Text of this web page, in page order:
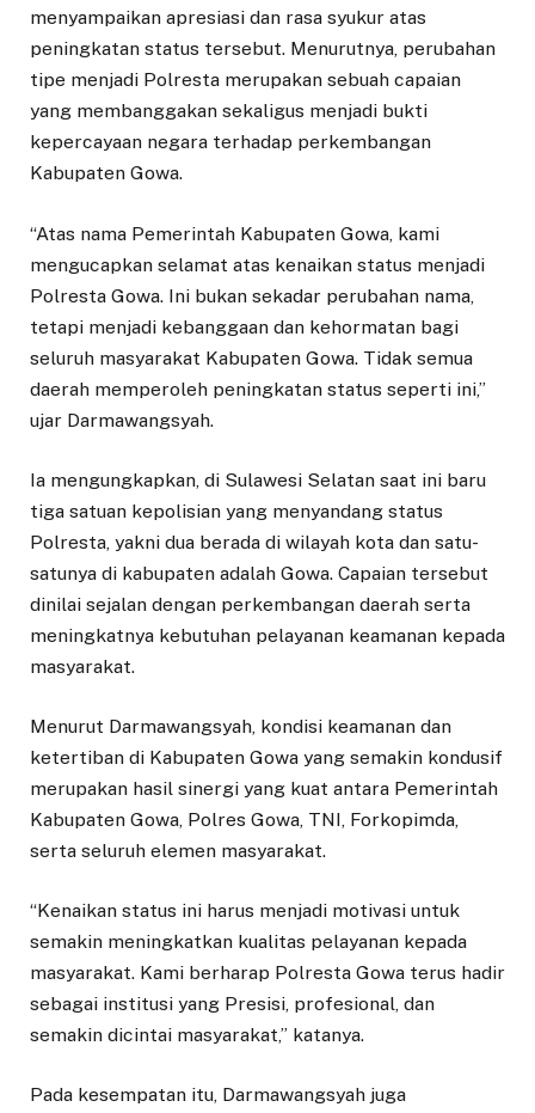
menyampaikan apresiasi dan rasa syukur atas
peningkatan status tersebut. Menurutnya, perubahan
tipe menjadi Polresta merupakan sebuah capaian
yang membanggakan sekaligus menjadi bukti
kepercayaan negara terhadap perkembangan
Kabupaten Gowa.
“Atas nama Pemerintah Kabupaten Gowa, kami
mengucapkan selamat atas kenaikan status menjadi
Polresta Gowa. Ini bukan sekadar perubahan nama,
tetapi menjadi kebanggaan dan kehormatan bagi
seluruh masyarakat Kabupaten Gowa. Tidak semua
daerah memperoleh peningkatan status seperti ini,”
ujar Darmawangsyah.
Ia mengungkapkan, di Sulawesi Selatan saat ini baru
tiga satuan kepolisian yang menyandang status
Polresta, yakni dua berada di wilayah kota dan satu-
satunya di kabupaten adalah Gowa. Capaian tersebut
dinilai sejalan dengan perkembangan daerah serta
meningkatnya kebutuhan pelayanan keamanan kepada
masyarakat.
Menurut Darmawangsyah, kondisi keamanan dan
ketertiban di Kabupaten Gowa yang semakin kondusif
merupakan hasil sinergi yang kuat antara Pemerintah
Kabupaten Gowa, Polres Gowa, TNI, Forkopimda,
serta seluruh elemen masyarakat.
“Kenaikan status ini harus menjadi motivasi untuk
semakin meningkatkan kualitas pelayanan kepada
masyarakat. Kami berharap Polresta Gowa terus hadir
sebagai institusi yang Presisi, profesional, dan
semakin dicintai masyarakat,” katanya.
Pada kesempatan itu, Darmawangsyah juga